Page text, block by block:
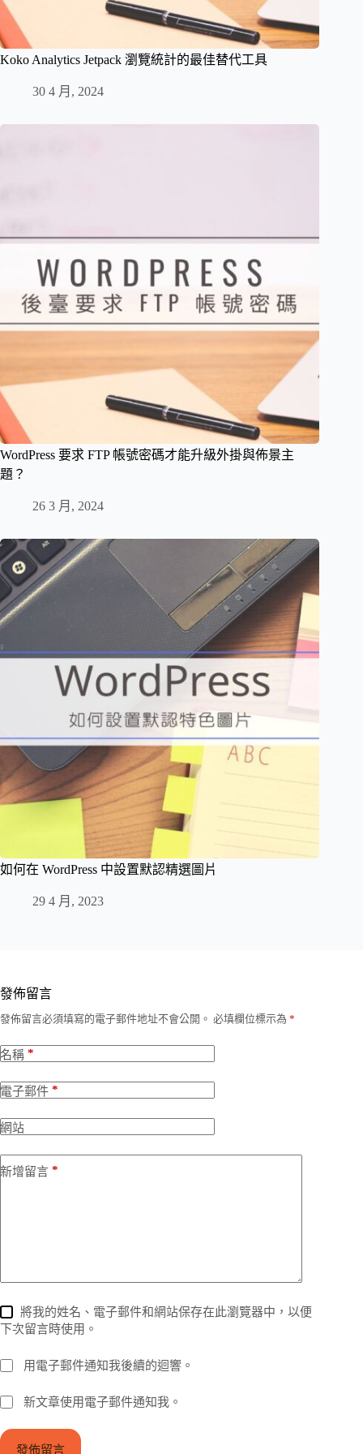
Koko Analytics Jetpack 瀏覽統計的最佳替代工具
30 4 月, 2024
WordPress 要求 FTP 帳號密碼才能升級外掛與佈景主
題？
26 3 月, 2024
如何在 WordPress 中設置默認精選圖片
29 4 月, 2023
發佈留言
發佈留言必須填寫的電子郵件地址不會公開。 必填欄位標示為 *
名稱 *
電子郵件 *
網站
新增留言 *
將我的姓名、電子郵件和網站保存在此瀏覽器中，以便
下次留言時使用。
用電子郵件通知我後續的迴響。
新文章使用電子郵件通知我。
發佈留言